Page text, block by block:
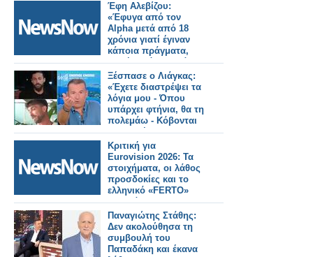
Έφη Αλεβίζου:
«Έφυγα από τον
Alpha μετά από 18
χρόνια γιατί έγιναν
κάποια πράγματα,
δεν ήταν όλα καλά»
Ξέσπασε ο Λιάγκας:
«Έχετε διαστρέψει τα
λόγια μου - Όπου
υπάρχει φτήνια, θα τη
πολεμάω - Κόβονται
εκπομπές και δεν
αντικαθίστανται
Κριτική για
Eurovision 2026: Τα
στοιχήματα, οι λάθος
προσδοκίες και το
ελληνικό «FERTO»
που χάθηκε στη
σκηνή
Παναγιώτης Στάθης:
Δεν ακολούθησα τη
συμβουλή του
Παπαδάκη και έκανα